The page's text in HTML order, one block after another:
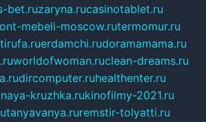
bet.ruzaryna.rucasinotablet.ru
mebeli-moscow.rutermomur.ru
erdamchi.rudoramamama.ru
worldofwoman.ruclean-dreams.ru
dircomputer.ruhealthenter.ru
kruzhka.rukinofilmy-2021.ru
tanyavanya.ruremstir-tolyatti.ru